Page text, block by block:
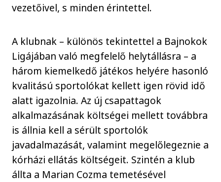
vezetőivel, s minden érintettel.
A klubnak – különös tekintettel a Bajnokok
Ligájában való megfelelő helytállásra – a
három kiemelkedő játékos helyére hasonló
kvalitású sportolókat kellett igen rövid idő
alatt igazolnia. Az új csapattagok
alkalmazásának költségei mellett továbbra
is állnia kell a sérült sportolók
javadalmazását, valamint megelőlegeznie a
kórházi ellátás költségeit. Szintén a klub
állta a Marian Cozma temetésével